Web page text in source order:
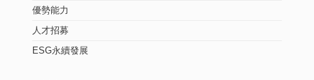
優勢能力
人才招募
ESG永續發展